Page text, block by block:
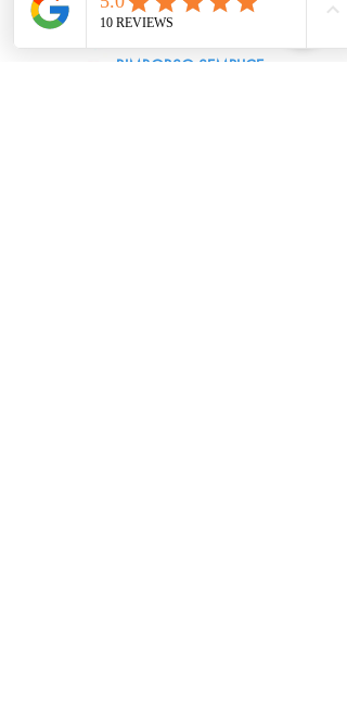
PAGAMENTI SICURI E
RIMBORSO SEMPLICE